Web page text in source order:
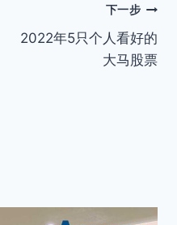
下一步
2022年5只个人看好的
大马股票